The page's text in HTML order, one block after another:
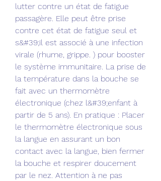
lutter contre un état de fatigue
passagère. Elle peut être prise
contre cet état de fatigue seul et
s&#39;il est associé à une infection
virale (rhume, grippe. ) pour booster
le système immunitaire. La prise de
la température dans la bouche se
fait avec un thermomètre
électronique (chez l&#39;enfant à
partir de 5 ans). En pratique : Placer
le thermomètre électronique sous
la langue en assurant un bon
contact avec la langue, bien fermer
la bouche et respirer doucement
par le nez. Attention à ne pas